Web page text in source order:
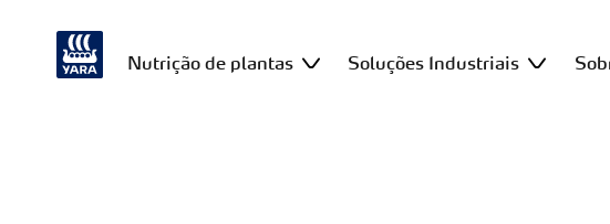
Nutrição de plantas Soluções Industriais